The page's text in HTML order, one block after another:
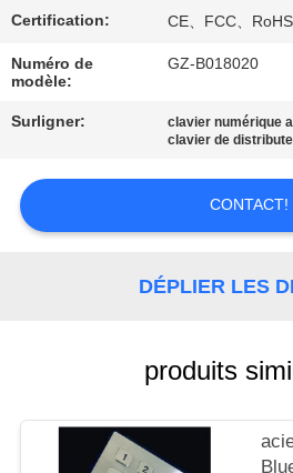
CONTACTEZ-
NOUS
UNE
CITATION
PRIVACY
Certification: CE、FCC、
Numéro de
modèle:
GZ-B018020
Surligner: clavier numérique
clavier de
CONTACT!
DÉPLIER LES
produits